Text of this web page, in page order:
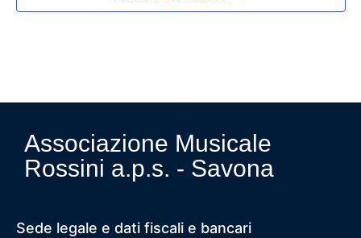
Associazione Musicale
Rossini a.p.s. - Savona
Sede legale e dati fiscali e bancari